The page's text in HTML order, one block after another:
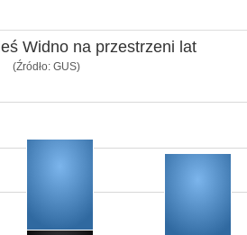
Widno na przestrzeni lat
(Źródło: GUS)